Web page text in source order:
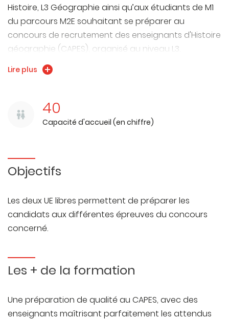
Histoire, L3 Géographie ainsi qu’aux étudiants de M1
du parcours M2E souhaitant se préparer au
concours de recrutement des enseignants d'Histoire
géographie (CAPES), organisé au niveau L3.
Elle repose sur deux UE Libres complémentaires, l’une
au semestre 5 et l’autre au semestre 6, qui ont
représente 20 heures de TD. Les cours auront lieu à
l'UFR SLHS ou à l'INSPE site de Montjoux.
Les contenus des séances pour l'UEL du premier
semestre permettront de préparer les épreuves
Méthodologie des épreuves écrites de CAPES en
histoire : 8h
Méthodologie des épreuves écrites de CAPES en
géographie : 8h
Correction du concours blanc de géographie : 2h
Lire plus
40
Capacité d'accueil (en chiffre)
Objectifs
Les deux UE libres permettent de préparer les
candidats aux différentes épreuves du concours
concerné.
Les + de la formation
Une préparation de qualité au CAPES, avec des
enseignants maîtrisant parfaitement les attendus